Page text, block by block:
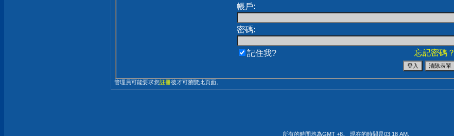
帳戶:
密碼:
忘記密碼？
記住我?
管理員可能要求您註冊後才可瀏覽此頁面。
所有的時間均為GMT +8。 現在的時間是03:18 AM